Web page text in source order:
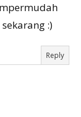
:)
Reply